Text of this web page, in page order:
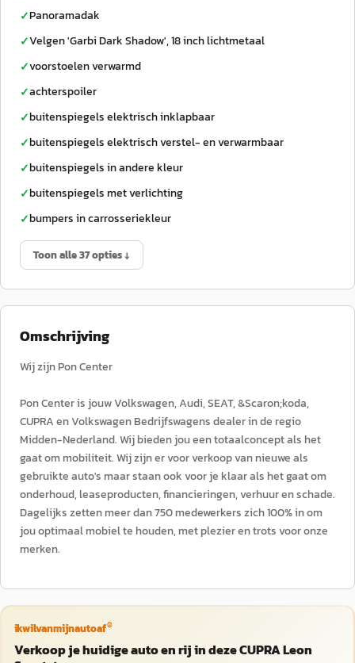
✓Panoramadak
✓Velgen 'Garbi Dark Shadow', 18 inch lichtmetaal
✓voorstoelen verwarmd
✓achterspoiler
✓buitenspiegels elektrisch inklapbaar
✓buitenspiegels elektrisch verstel- en verwarmbaar
✓buitenspiegels in andere kleur
✓buitenspiegels met verlichting
✓bumpers in carrosseriekleur
Toon alle 37 opties ↓
Omschrijving
Wij zijn Pon Center
Pon Center is jouw Volkswagen, Audi, SEAT, &Scaron;koda,
CUPRA en Volkswagen Bedrijfswagens dealer in de regio
Midden-Nederland. Wij bieden jou een totaalconcept als het
gaat om mobiliteit. Wij zijn er voor verkoop van nieuwe als
gebruikte auto's maar staan ook voor je klaar als het gaat om
onderhoud, leaseproducten, financieringen, verhuur en schade.
Dagelijks zetten meer dan 750 medewerkers zich 100% in om
jou optimaal mobiel te houden, met plezier en trots voor onze
merken.
ikwilvanmijnautoaf®
Verkoop je huidige auto en rij in deze CUPRA Leon